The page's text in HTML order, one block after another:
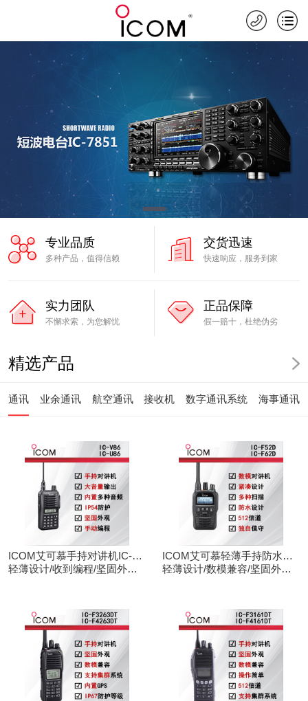
专业品质
多种产品，值得信赖
交货迅速
快速响应，服务到家
实力团队
不懈求索，为您解忧
正品保障
假一赔十，杜绝伪劣
精选产品
通讯 业余通讯 航空通讯 接收机 数字通讯系统 海事通讯
ICOM艾可慕手持对讲机IC-
V86/U86
轻薄设计/收到编程/坚固外观/
ICOM艾可慕轻薄手持防水对
讲机IC-F52D
轻薄设计/数模兼容/坚固外观/